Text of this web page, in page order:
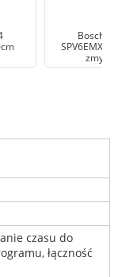
Bosch
czasu do
łączność